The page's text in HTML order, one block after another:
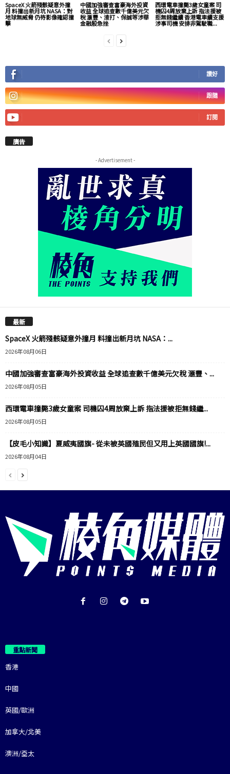
SpaceX 火箭殘骸疑意外撞
月 料撞出新月坑 NASA：對
地球無威脅 仍待影像確認撞
擊
中國加強審查富豪海外投資
收益 全球追查數千億美元欠
稅 滙豐、渣打、保誠等涉華
金融股急挫
西環電車撞斃3歲女童案 司
機囚4周放棄上訴 指法援被
拒無錢繼續 香港電車續支援
涉事司機 安排非駕駛職...
讚好
跟隨
訂閱
廣告
- Advertisement -
最新
SpaceX 火箭殘骸疑意外撞月 料撞出新月坑 NASA：...
2026年08月06日
中國加強審查富豪海外投資收益 全球追查數千億美元欠稅 滙豐、...
2026年08月05日
西環電車撞斃3歲女童案 司機囚4周放棄上訴 指法援被拒無錢繼...
2026年08月05日
【皮毛小知識】夏威夷國旗- 從未被英國殖民但又用上英國國旗!...
2026年08月04日
重點新聞
香港
中國
英國/歐洲
加拿大/北美
澳洲/亞太